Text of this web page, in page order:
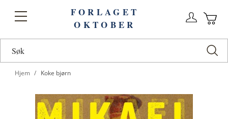
Toggle
FORLAGET
OKTOBER
Hjem Koke bjørn